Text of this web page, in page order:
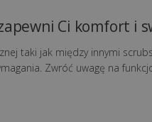
Ci komfort i
taki jak między innymi
Zwróć uwagę na